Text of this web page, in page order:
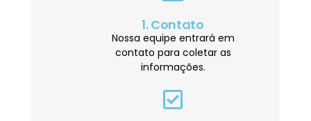
1. Contato
Nossa equipe entrará em
contato para coletar as
informações.